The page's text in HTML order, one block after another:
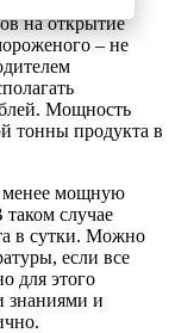
на открытие
– не
Мощность
тонны продукта в
менее мощную
случае
в сутки. Можно
если все
для этого
знаниями и